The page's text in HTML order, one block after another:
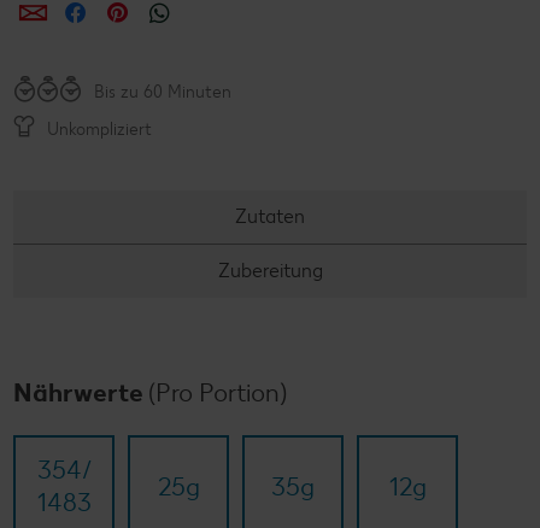
per E-Mail teilen
per Facebook teilen
per Pinterest teilen
Bis zu 60 Minuten
Unkompliziert
Zutaten
Zubereitung
Nährwerte (Pro Portion)
354/​
1483
25g 35g 12g